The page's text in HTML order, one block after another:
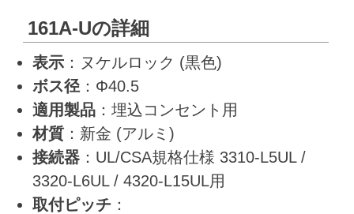
161A-Uの詳細
表示：ヌケルロック (黒色)
ボス径：Φ40.5
適用製品：埋込コンセント用
材質：新金 (アルミ)
接続器：UL/CSA規格仕様 3310-L5UL /
3320-L6UL / 4320-L15UL用
取付ピッチ：